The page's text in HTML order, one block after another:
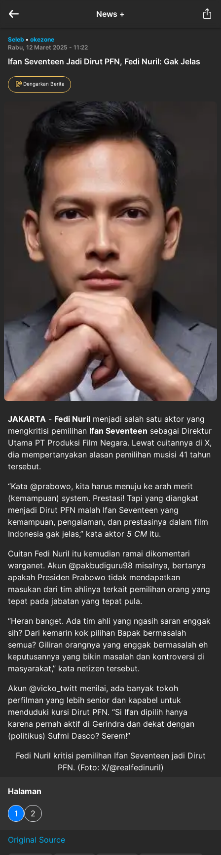
News +
Seleb • okezone
Rabu, 12 Maret 2025 - 11:22
Ifan Seventeen Jadi Dirut PFN, Fedi Nuril: Gak Jelas
Dengarkan Berita
JAKARTA - Fedi Nuril menjadi salah satu aktor yang
mengkritisi pemilihan Ifan Seventeen sebagai Direktur
Utama PT Produksi Film Negara. Lewat cuitannya di X,
dia mempertanyakan alasan pemilihan musisi 41 tahun
tersebut.
“Kata @prabowo, kita harus menuju ke arah merit
(kemampuan) system. Prestasi! Tapi yang diangkat
menjadi Dirut PFN malah Ifan Seventeen yang
kemampuan, pengalaman, dan prestasinya dalam film
Indonesia gak jelas,” kata aktor 5 CM itu.
Cuitan Fedi Nuril itu kemudian ramai dikomentari
warganet. Akun @pakbudiguru98 misalnya, bertanya
apakah Presiden Prabowo tidak mendapatkan
masukan dari tim ahlinya terkait pemilihan orang yang
tepat pada jabatan yang tepat pula.
“Heran banget. Ada tim ahli yang ngasih saran enggak
sih? Dari kemarin kok pilihan Bapak bermasalah
semua? Giliran orangnya yang enggak bermasalah eh
keputusannya yang bikin masalah dan kontroversi di
masyarakat,” kata netizen tersebut.
Akun @vicko_twitt menilai, ada banyak tokoh
perfilman yang lebih senior dan kapabel untuk
menduduki kursi Dirut PFN. “Si Ifan dipilih hanya
karena pernah aktif di Gerindra dan dekat dengan
(politikus) Sufmi Dasco? Serem!”
Fedi Nuril kritisi pemilihan Ifan Seventeen jadi Dirut
PFN. (Foto: X/@realfedinuril)
Halaman
1 2
Original Source